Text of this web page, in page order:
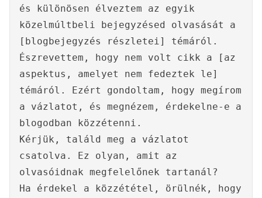
és különösen élveztem az egyik
közelmúltbeli bejegyzésed olvasását a
[blogbejegyzés részletei] témáról.
Észrevettem, hogy nem volt cikk a [az
aspektus, amelyet nem fedeztek le]
témáról. Ezért gondoltam, hogy megírom
a vázlatot, és megnézem, érdekelne-e a
blogodban közzétenni.
Kérjük, találd meg a vázlatot
csatolva. Ez olyan, amit az
olvasóidnak megfelelőnek tartanál?
Ha érdekel a közzététel, örülnék, hogy